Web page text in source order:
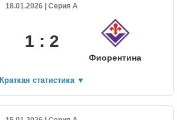
18.01.2026 | Серия А
1 : 2
Фиорентина
Краткая статистика ▼